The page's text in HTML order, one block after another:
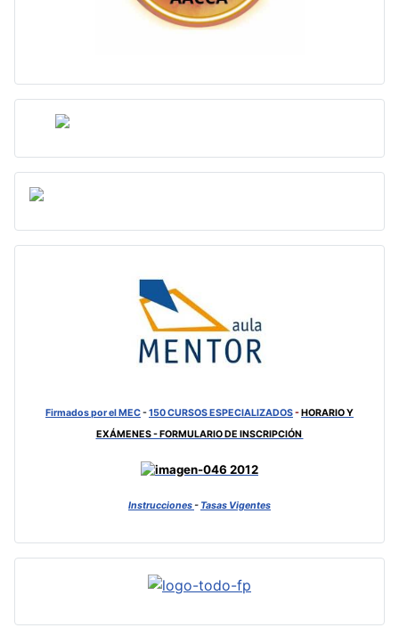
Firmados por el MEC-150 CURSOS ESPECIALIZADOS- HORARIO Y
EXÁMENES - FORMULARIO DE INSCRIPCIÓN
Instrucciones- Tasas Vigentes